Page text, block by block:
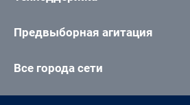
Предвыборная агитация
Все города сети